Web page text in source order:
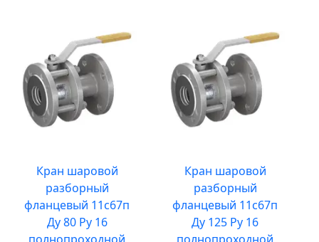
Кран шаровой
разборный
фланцевый 11с67п
Ду 80 Ру 16
Кран шаровой
разборный
фланцевый 11с67п
Ду 125 Ру 16